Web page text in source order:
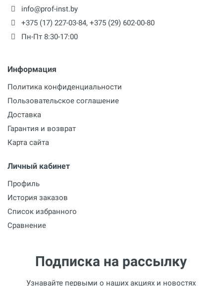
info@prof-inst.by
+375 (17) 227-03-84, +375 (29) 602-00-80
Пн-Пт 8:30-17:00
Информация
Политика конфиденциальности
Пользовательское соглашение
Доставка
Гарантия и возврат
Карта сайта
Личный кабинет
Профиль
История заказов
Список избранного
Сравнение
Подписка на рассылку
Узнавайте первыми о наших акциях и новостях